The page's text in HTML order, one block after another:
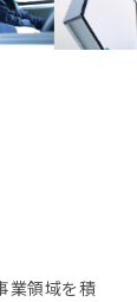
業領域を積